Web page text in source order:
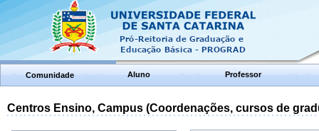
Comunidade Aluno Professor
Centros Ensino, Campus (Coordenações, cursos de